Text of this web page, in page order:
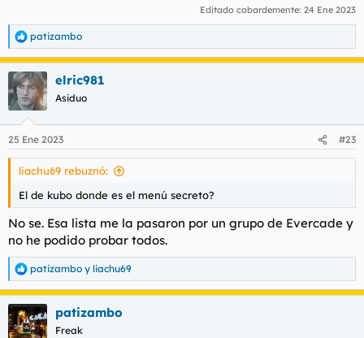
Editado cobardemente: 24 Ene 2023
R
e
a
c
c
i
e
s
patizambo
elric981
Asiduo
25 Ene 2023 #23
liachu69 rebuznó:
El de kubo donde es el menú secreto?
No se. Esa lista me la pasaron por un grupo de Evercade y
no he podido probar todos.
R
e
a
c
c
patizambo y liachu69
patizambo
Freak